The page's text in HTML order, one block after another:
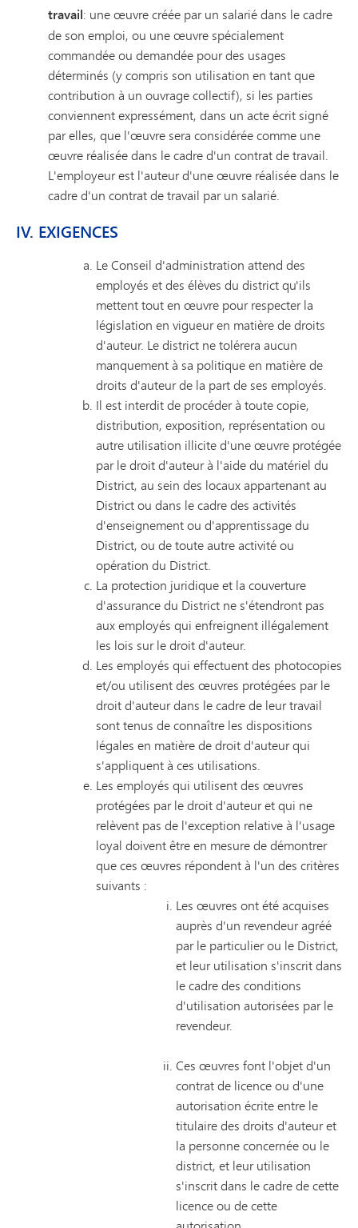
travail: une œuvre créée par un salarié dans le cadre
de son emploi, ou une œuvre spécialement
commandée ou demandée pour des usages
déterminés (y compris son utilisation en tant que
contribution à un ouvrage collectif), si les parties
conviennent expressément, dans un acte écrit signé
par elles, que l'œuvre sera considérée comme une
œuvre réalisée dans le cadre d'un contrat de travail.
L'employeur est l'auteur d'une œuvre réalisée dans le
cadre d'un contrat de travail par un salarié.
IV. EXIGENCES
Le Conseil d'administration attend des
employés et des élèves du district qu'ils
mettent tout en œuvre pour respecter la
législation en vigueur en matière de droits
d'auteur. Le district ne tolérera aucun
manquement à sa politique en matière de
droits d'auteur de la part de ses employés.
Il est interdit de procéder à toute copie,
distribution, exposition, représentation ou
autre utilisation illicite d'une œuvre protégée
par le droit d'auteur à l'aide du matériel du
District, au sein des locaux appartenant au
District ou dans le cadre des activités
d'enseignement ou d'apprentissage du
District, ou de toute autre activité ou
opération du District.
La protection juridique et la couverture
d'assurance du District ne s'étendront pas
aux employés qui enfreignent illégalement
les lois sur le droit d'auteur.
Les employés qui effectuent des photocopies
et/ou utilisent des œuvres protégées par le
droit d'auteur dans le cadre de leur travail
sont tenus de connaître les dispositions
légales en matière de droit d'auteur qui
s'appliquent à ces utilisations.
Les employés qui utilisent des œuvres
protégées par le droit d'auteur et qui ne
relèvent pas de l'exception relative à l'usage
loyal doivent être en mesure de démontrer
que ces œuvres répondent à l'un des critères
suivants :
Les œuvres ont été acquises
auprès d'un revendeur agréé
par le particulier ou le District,
et leur utilisation s'inscrit dans
le cadre des conditions
d'utilisation autorisées par le
revendeur.
Ces œuvres font l'objet d'un
contrat de licence ou d'une
autorisation écrite entre le
titulaire des droits d'auteur et
la personne concernée ou le
district, et leur utilisation
s'inscrit dans le cadre de cette
licence ou de cette